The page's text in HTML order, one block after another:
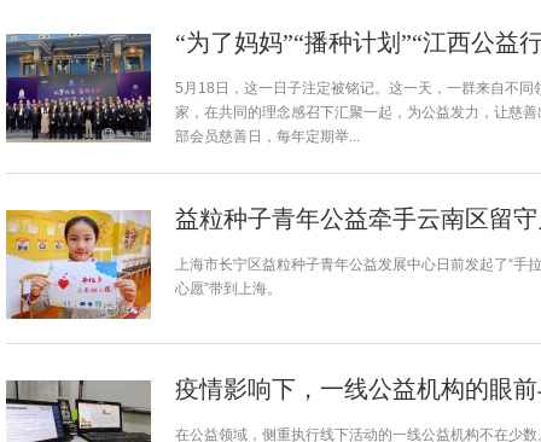
“为了妈妈”“播种计划”“江西公益
5月18日，这一日子注定被铭记。这一天，一群来自不
家，在共同的理念感召下汇聚一起，为公益发力，让慈
部会员慈善日，每年定期举...
益粒种子青年公益牵手云南区留
上海市长宁区益粒种子青年公益发展中心日前发起了“手
心愿”带到上海。
疫情影响下，一线公益机构的眼
在公益领域，侧重执行线下活动的一线公益机构不在少